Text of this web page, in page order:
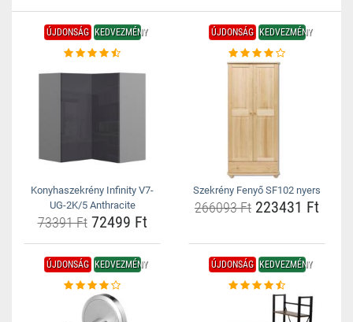
ÚJDONSÁG KEDVEZMÉNY
Konyhaszekrény Infinity V7-
UG-2K/5 Anthracite
73391 Ft72499 Ft
ÚJDONSÁG KEDVEZMÉNY
Szekrény Fenyő SF102 nyers
266093 Ft 223431 Ft
ÚJDONSÁG KEDVEZMÉNY ÚJDONSÁG KEDVEZMÉNY